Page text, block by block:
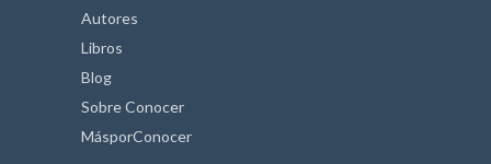
Autores
Libros
Blog
Sobre Conocer
MásporConocer